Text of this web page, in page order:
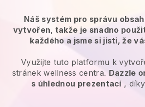
Náš systém pro správu
vytvořen, takže je snadno
každého a jsme si jisti, že
Využijte tuto platformu k
stránek wellness centra. Dazzle
s úhlednou prezentací, díky